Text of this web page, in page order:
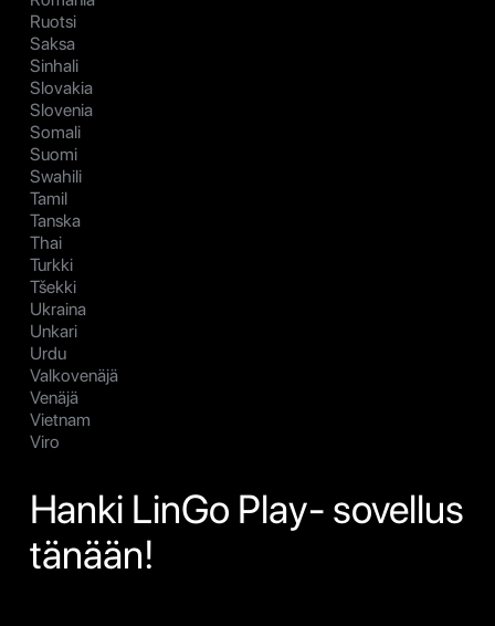
Ruotsi
Saksa
Sinhali
Slovakia
Slovenia
Somali
Suomi
Swahili
Tamil
Tanska
Thai
Turkki
Tšekki
Ukraina
Unkari
Urdu
Valkovenäjä
Venäjä
Vietnam
Viro
Hanki LinGo Play- sovellus
tänään!